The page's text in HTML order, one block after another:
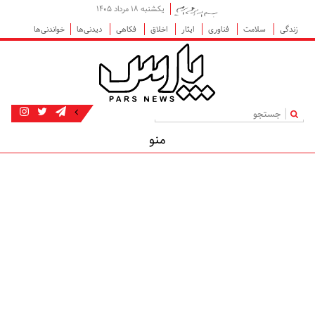
یکشنبه ۱۸ مرداد ۱۴۰۵
زندگی
سلامت فناوری ایثار اخلاق فکاهی دیدنی‌ها خواندنی‌ها
|
منو